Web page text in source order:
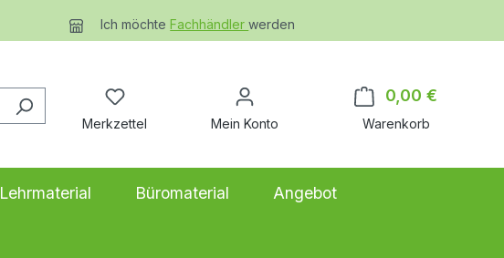
Ich möchteFachhändlerwerden
Du hast 0 Produkte auf dem Merkzettel
Merkzettel Mein Konto
0,00 €
Warenkorb
Lehrmaterial Büromaterial Angebot